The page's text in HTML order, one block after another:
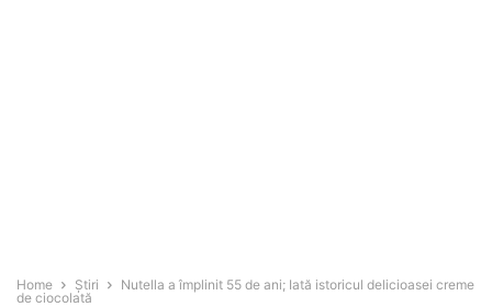
Home Știri
Nutella a împlinit 55 de ani; Iată istoricul delicioasei creme
de ciocolată